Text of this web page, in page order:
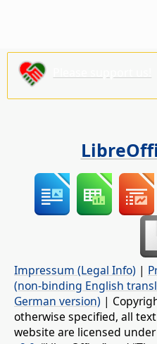
Impressum (Legal Info) |
(non-binding English
German version) |
otherwise specified, all
website are licensed